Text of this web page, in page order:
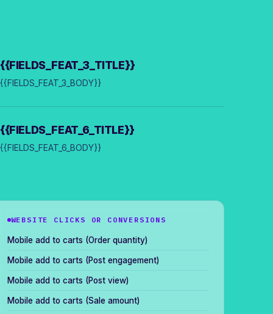
{{FIELDS_FEAT_3_TITLE}}
{{FIELDS_FEAT_3_BODY}}
{{FIELDS_FEAT_6_TITLE}}
{{FIELDS_FEAT_6_BODY}}
WEBSITE CLICKS OR CONVERSIONS
Mobile add to carts (Order quantity)
Mobile add to carts (Post engagement)
Mobile add to carts (Post view)
Mobile add to carts (Sale amount)